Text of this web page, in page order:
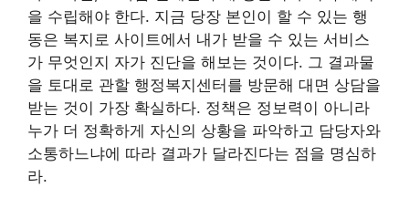
을 수립해야 한다. 지금 당장 본인이 할 수 있는 행
동은 복지로 사이트에서 내가 받을 수 있는 서비스
가 무엇인지 자가 진단을 해보는 것이다. 그 결과물
을 토대로 관할 행정복지센터를 방문해 대면 상담을
받는 것이 가장 확실하다. 정책은 정보력이 아니라
누가 더 정확하게 자신의 상황을 파악하고 담당자와
소통하느냐에 따라 결과가 달라진다는 점을 명심하
라.